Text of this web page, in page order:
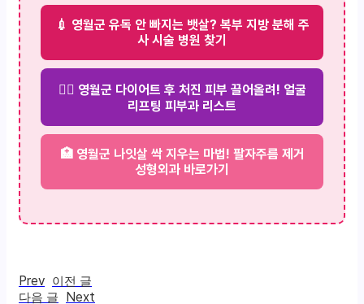
💉 영월군 유독 안 빠지는 뱃살? 복부 지방 분해 주
사 시술 병원 찾기
💆‍♀️ 영월군 다이어트 후 처진 피부 끌어올려! 얼굴
리프팅 피부과 리스트
🏥 영월군 나잇살 싹 지우는 마법! 팔자주름 제거
성형외과 바로가기
Prev 이전 글
다음 글
Next